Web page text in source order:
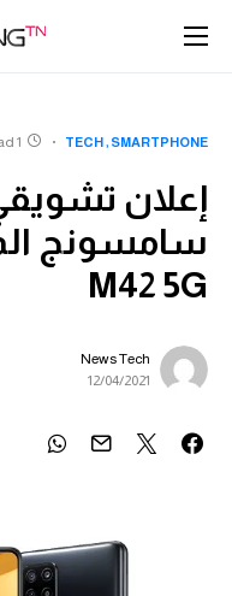
SMARTPHONE
TECH
1 minute read
إعلان
M42 5G
News Tech
12/04/2021